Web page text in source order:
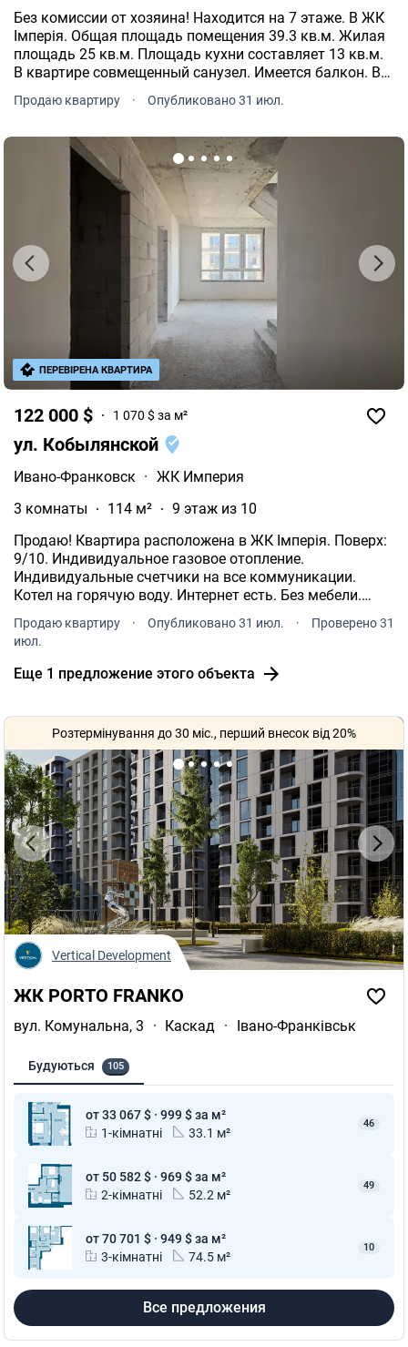
Без комиссии от хозяина! Находится на 7 этаже. В ЖК
Імперія. Общая площадь помещения 39.3 кв.м. Жилая
площадь 25 кв.м. Площадь кухни составляет 13 кв.м.
В квартире совмещенный санузел. Имеется балкон. В
отопление.
Продаю квартиру · Опубликовано 31 июл.
122 000 $ 1 070 $ за м²
ул. Кобылянской
Ивано-Франковск · ЖК Империя
3 комнаты
114 м²
9 этаж из 10
Продаю! Квартира расположена в ЖК Імперія. Поверх:
9/10. Индивидуальное газовое отопление.
Индивидуальные счетчики на все коммуникации.
Котел на горячую воду. Интернет есть. Без мебели.
кв.м. площадь кухни. Наличие балкона. Панорамные
окна.
Продаю квартиру · Опубликовано 31 июл. ·
Проверено 31
июл.
Еще 1 предложение этого объекта
ПЕРЕВІРЕНА КВАРТИРА
ЖК PORTO FRANKO
вул. Комунальна, 3 · Каскад · Івано-Франківськ
Будуються 105
от 33 067 $ · 999 $ за м²
1-кімнатні
33.1 м²
46
от 50 582 $ · 969 $ за м²
2-кімнатні
52.2 м²
49
от 70 701 $ · 949 $ за м²
3-кімнатні
74.5 м²
10
Все предложения
Розтермінування до 30 міс., перший внесок від 20%
Vertical Development